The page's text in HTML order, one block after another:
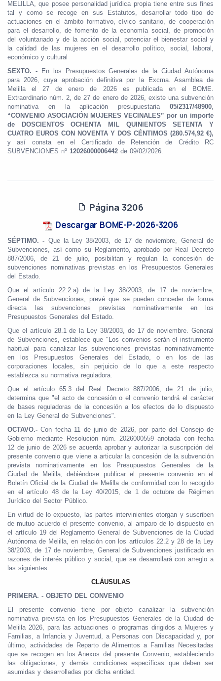
MELILLA, que posee personalidad jurídica propia tiene entre sus fines
tal y como se recoge en sus Estatutos, desarrollar todo tipo de
actuaciones en el ámbito formativo, cívico sanitario, de cooperación
para el desarrollo, de fomento de la economía social, de promoción
del voluntariado y de la acción social, potenciar el bienestar social y
la calidad de las mujeres en el desarrollo político, social, laboral,
económico y cultural
SEXTO. -
En los Presupuestos Generales de la Ciudad Autónoma
para 2026, cuya aprobación definitiva por la Excma. Asamblea de
Melilla el 27 de enero de 2026 es publicada en el BOME.
Extraordinario núm. 2, de 27 de enero de 2026, existe una subvención
nominativa en la aplicación presupuestaria 05/2317/48900,
“CONVENIO ASOCIACIÓN MUJERES VECINALES” por un importe
de DOSCIENTOS OCHENTA MIL QUINIENTOS SETENTA Y
CUATRO EUROS CON NOVENTA Y DOS CÉNTIMOS (280.574,92 €),
y así consta en el Certificado de Retención de Crédito RC
SUBVENCIONES nº 12026000006442 de 09/02/2026.
Página 3206
Descargar BOME-P-2026-3206
SÉPTIMO. - Que la Ley 38/2003, de 17 de noviembre, General de
Subvenciones, así como su Reglamento, aprobado por Real Decreto
887/2006, de 21 de julio, posibilitan y regulan la concesión de
subvenciones nominativas previstas en los Presupuestos Generales
del Estado.
Que el artículo 22.2.a) de la Ley 38/2003, de 17 de noviembre,
General de Subvenciones, prevé que se pueden conceder de forma
directa las subvenciones previstas nominativamente en los
Presupuestos Generales del Estado.
Que el artículo 28.1 de la Ley 38/2003, de 17 de noviembre. General
de Subvenciones, establece que "Los convenios serán el instrumento
habitual para canalizar las subvenciones previstas nominativamente
en los Presupuestos Generales del Estado, o en los de las
corporaciones locales, sin perjuicio de lo que a este respecto
establezca su normativa reguladora.
Que el artículo 65.3 del Real Decreto 887/2006, de 21 de julio,
determina que "el acto de concesión o el convenio tendrá el carácter
de bases reguladoras de la concesión a los efectos de lo dispuesto
en la Ley General de Subvenciones".
OCTAVO.- Con fecha 11 de junio de 2026, por parte del Consejo de
Gobierno mediante Resolución núm. 2026000559 anotada con fecha
12 de junio de 2026 se acuerda aprobar y autorizar la suscripción del
presente convenio que viene a articular la concesión de la subvención
prevista nominativamente en los Presupuestos Generales de la
Ciudad de Melilla, debiéndose publicar el presente convenio en el
Boletín Oficial de la Ciudad de Melilla de conformidad con lo recogido
en el artículo 48 de la Ley 40/2015, de 1 de octubre de Régimen
Jurídico del Sector Público.
En virtud de lo expuesto, las partes intervinientes otorgan y suscriben
de mutuo acuerdo el presente convenio, al amparo de lo dispuesto en
el artículo 19 del Reglamento General de Subvenciones de la Ciudad
Autónoma de Melilla, en relación con los artículos 22.2 y 28 de la Ley
38/2003, de 17 de noviembre, General de Subvenciones justificado en
razones de interés público y social, que se desarrollará con arreglo a
las siguientes:
CLÁUSULAS
PRIMERA. - OBJETO DEL CONVENIO
El presente convenio tiene por objeto canalizar la subvención
nominativa prevista en los Presupuestos Generales de la Ciudad de
Melilla 2026, para las actuaciones o programas dirigidos a Mujeres y
Familias, a Infancia y Juventud, a Personas con Discapacidad y, por
último, actividades de Reparto de Alimentos a Familias Necesitadas
que se recogen en los Anexos del presente Convenio, estableciendo
las obligaciones, y demás condiciones específicas que deben ser
asumidas y desarrolladas por dicha entidad.